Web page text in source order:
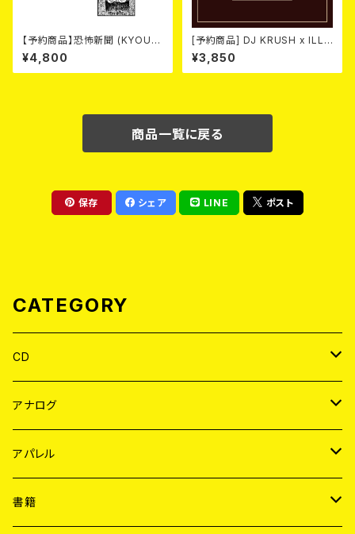
【予約商品】恐怖新聞 (KYOUF
U SHINBUN) / 死 (LP)【8月15
日発売】
¥4,800
[予約商品] DJ KRUSH x ILL-
BOSSTINO / XO (CD)(通常
盤) 2026年8月5日発売！
¥3,850
商品一覧に戻る
保存 シェア LINE ポスト
CATEGORY
CD
JAPAN
WORLD
アナログ
JAPAN
７EP
WORLD
アパレル
JAPAN
書籍